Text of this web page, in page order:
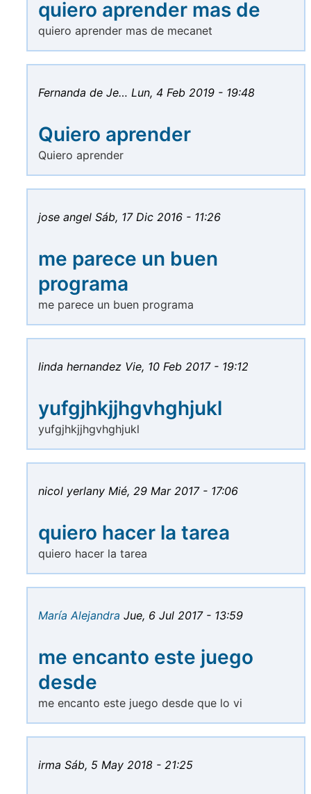
quiero aprender mas de
quiero aprender mas de mecanet
Fernanda de Je… Lun, 4 Feb 2019 - 19:48
Quiero aprender
Quiero aprender
jose angel Sáb, 17 Dic 2016 - 11:26
me parece un buen
programa
me parece un buen programa
linda hernandez Vie, 10 Feb 2017 - 19:12
yufgjhkjjhgvhghjukl
yufgjhkjjhgvhghjukl
nicol yerlany Mié, 29 Mar 2017 - 17:06
quiero hacer la tarea
quiero hacer la tarea
María Alejandra Jue, 6 Jul 2017 - 13:59
me encanto este juego
desde
me encanto este juego desde que lo vi
irma Sáb, 5 May 2018 - 21:25